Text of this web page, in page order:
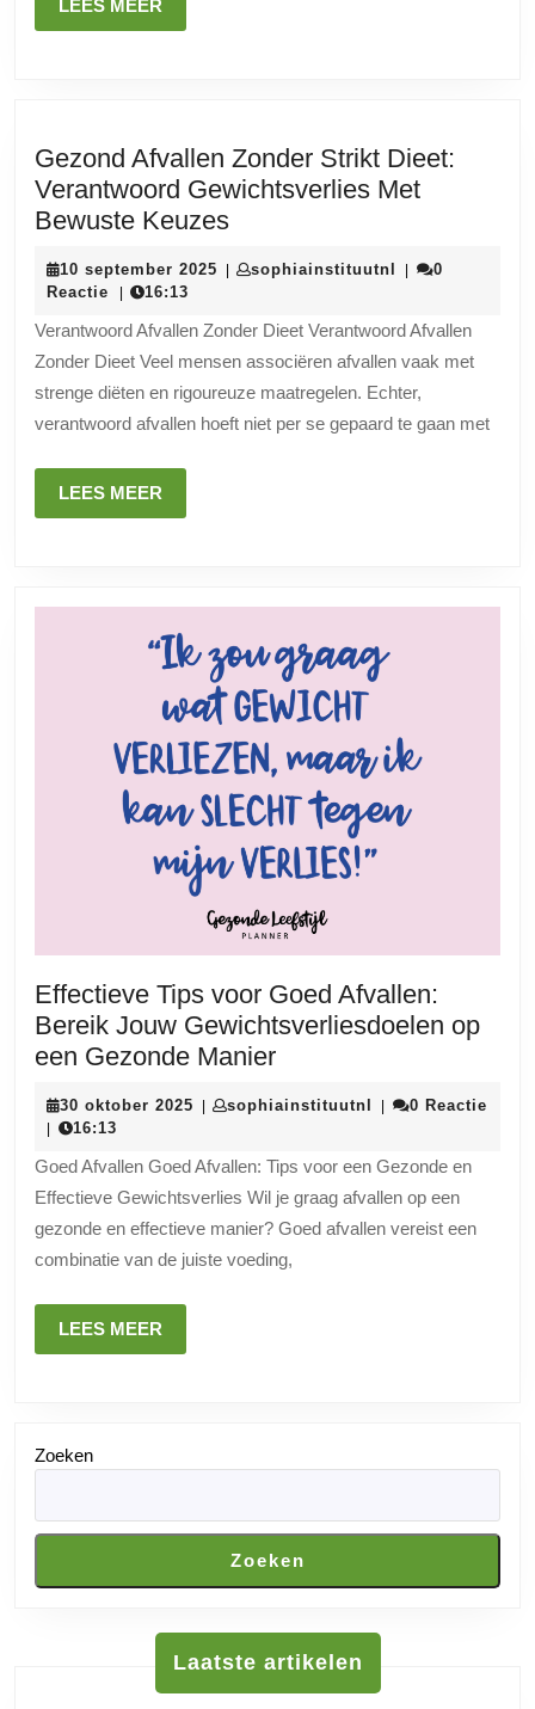
LEES MEER
MEER
Gezond Afvallen Zonder Strikt Dieet:
Verantwoord Gewichtsverlies Met
Bewuste KeuzesGezond
Zonder
Dieet:
Verantwoord
Gewichtsverlies
Met
10 september 2025 10| sophiainstituutnl |
0
Reactie
| 16:13
Verantwoord Afvallen Zonder Dieet Verantwoord Afvallen
Zonder Dieet Veel mensen associëren afvallen vaak met
strenge diëten en rigoureuze maatregelen. Echter,
verantwoord afvallen hoeft niet per se gepaard te gaan met
LEES MEER
MEER
Effectieve Tips voor Goed Afvallen:
Bereik Jouw Gewichtsverliesdoelen op
een Gezonde ManierEffectieve
voor
Afvallen:
Bereik
Jouw
Gewichtsverliesdoelen
30 oktober 2025 30
sophiainstituutnl sophiainstituutnl
0 Reactie
16:13
Goed Afvallen Goed Afvallen: Tips voor een Gezonde en
Effectieve Gewichtsverlies Wil je graag afvallen op een
gezonde en effectieve manier? Goed afvallen vereist een
combinatie van de juiste voeding,
LEES MEER
MEER
Zoeken
Zoeken
Laatste artikelen